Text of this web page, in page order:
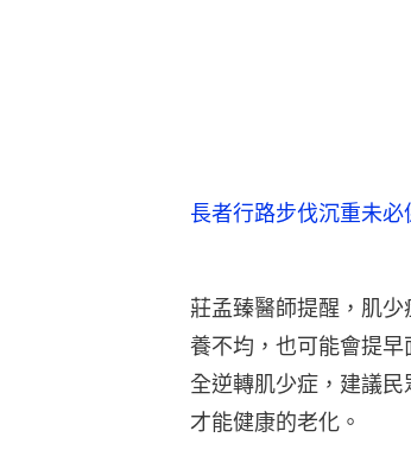
長者行路步伐沉重未
莊孟臻醫師提醒，肌
養不均，也可能會提
全逆轉肌少症，建議
才能健康的老化。